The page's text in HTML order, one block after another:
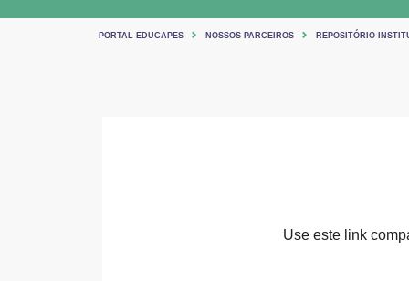
PORTAL EDUCAPES NOSSOS PARCEIROS REPOSITÓRIO
Use este link